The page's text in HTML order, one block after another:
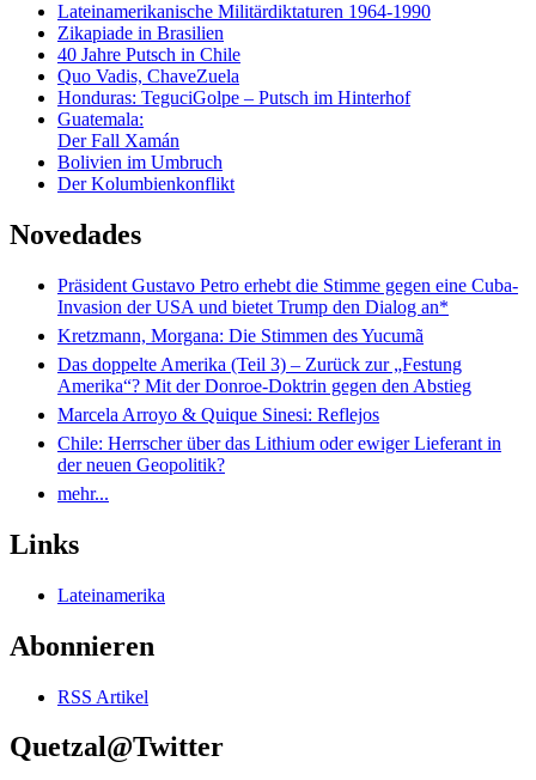
Lateinamerikanische Militärdiktaturen 1964-1990
Zikapiade in Brasilien
40 Jahre Putsch in Chile
Quo Vadis, ChaveZuela
Honduras: TeguciGolpe – Putsch im Hinterhof
Guatemala:
Der Fall Xamán
Bolivien im Umbruch
Der Kolumbienkonflikt
Novedades
Präsident Gustavo Petro erhebt die Stimme gegen eine Cuba-
Invasion der USA und bietet Trump den Dialog an*
Kretzmann, Morgana: Die Stimmen des Yucumã
Das doppelte Amerika (Teil 3) – Zurück zur „Festung
Amerika“? Mit der Donroe-Doktrin gegen den Abstieg
Marcela Arroyo & Quique Sinesi: Reflejos
Chile: Herrscher über das Lithium oder ewiger Lieferant in
der neuen Geopolitik?
mehr...
Links
Lateinamerika
Abonnieren
RSS Artikel
Quetzal@Twitter